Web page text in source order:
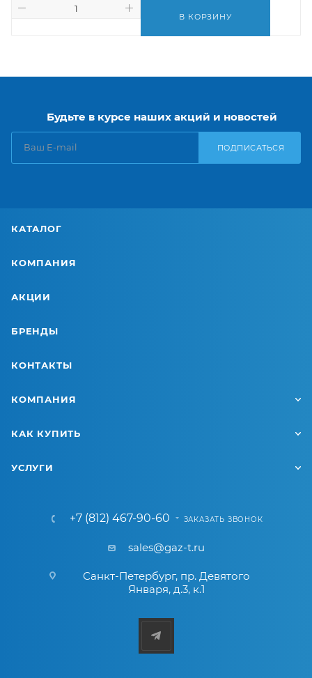
В КОРЗИНУ
Будьте в курсе наших акций и новостей
ПОДПИСАТЬСЯ
КАТАЛОГ
КОМПАНИЯ
АКЦИИ
БРЕНДЫ
КОНТАКТЫ
КОМПАНИЯ
КАК КУПИТЬ
УСЛУГИ
+7 (812) 467-90-60 ЗАКАЗАТЬ ЗВОНОК
sales@gaz-t.ru
Санкт-Петербург, пр. Девятого
Января, д.3, к.1